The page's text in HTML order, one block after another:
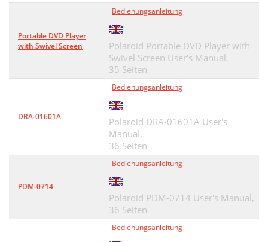
Portable DVD Player
with Swivel Screen
Bedienungsanleitung
Polaroid Portable DVD Player with
Swivel Screen User's Manual,
35 Seiten
DRA-01601A
Bedienungsanleitung
Polaroid DRA-01601A User's
Manual,
36 Seiten
PDM-0714
Bedienungsanleitung
Polaroid PDM-0714 User's Manual,
36 Seiten
Bedienungsanleitung